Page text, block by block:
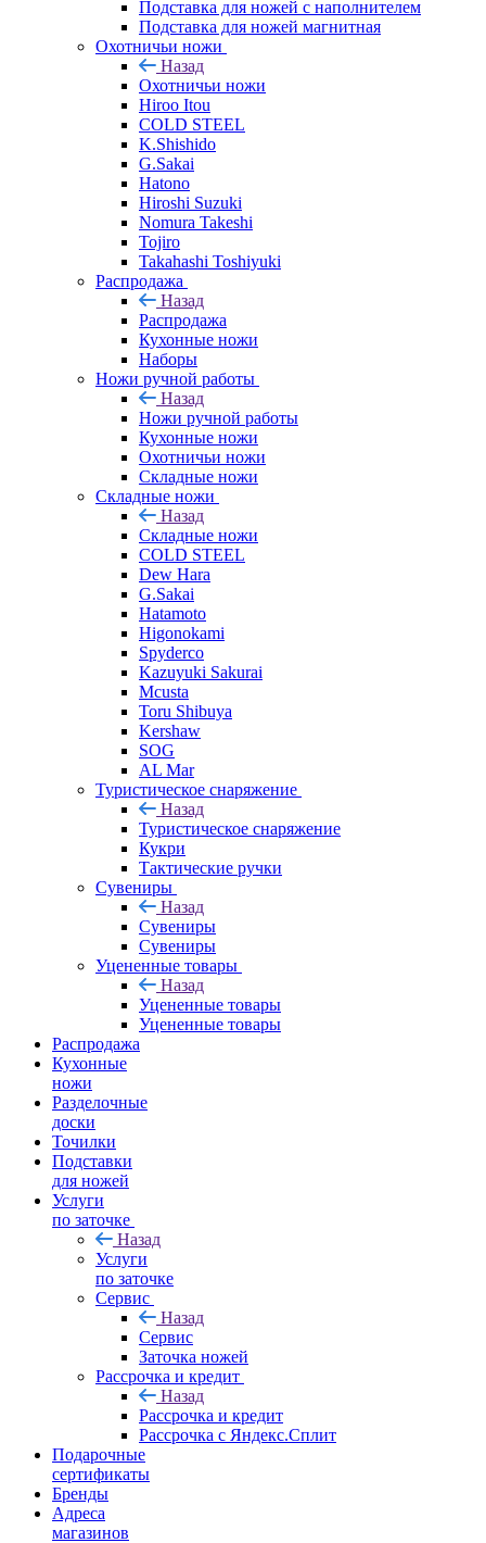
Подставка для ножей с наполнителем
Подставка для ножей магнитная
Охотничьи ножи
Назад
Охотничьи ножи
Hiroo Itou
COLD STEEL
K.Shishido
G.Sakai
Hatono
Hiroshi Suzuki
Nomura Takeshi
Tojiro
Takahashi Toshiyuki
Распродажа
Назад
Распродажа
Кухонные ножи
Наборы
Ножи ручной работы
Назад
Ножи ручной работы
Кухонные ножи
Охотничьи ножи
Складные ножи
Складные ножи
Назад
Складные ножи
COLD STEEL
Dew Hara
G.Sakai
Hatamoto
Higonokami
Spyderco
Kazuyuki Sakurai
Mcusta
Toru Shibuya
Kershaw
SOG
AL Mar
Туристическое снаряжение
Назад
Туристическое снаряжение
Кукри
Тактические ручки
Сувениры
Назад
Сувениры
Сувениры
Уцененные товары
Назад
Уцененные товары
Уцененные товары
Распродажа
Кухонные
ножи
Разделочные
доски
Точилки
Подставки
для ножей
Услуги
по заточке
Назад
Услуги
по заточке
Сервис
Назад
Сервис
Заточка ножей
Рассрочка и кредит
Назад
Рассрочка и кредит
Рассрочка с Яндекс.Сплит
Подарочные
сертификаты
Бренды
Адреса
магазинов